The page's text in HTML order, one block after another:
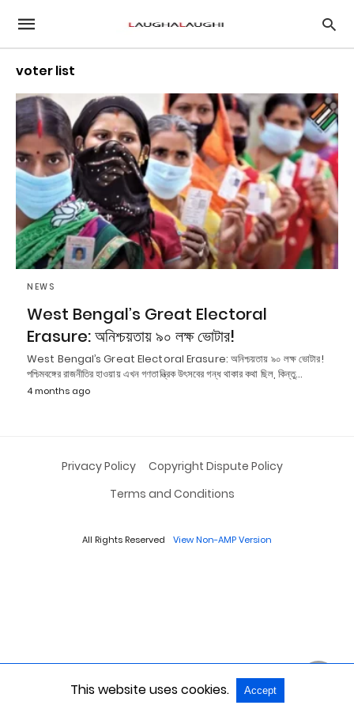
voter list
NEWS
West Bengal’s Great Electoral
Erasure: অনিশ্চয়তায় ৯০ লক্ষ ভোটার!
West Bengal’s Great Electoral Erasure: অনিশ্চয়তায় ৯০ লক্ষ ভোটার!
পশ্চিমবঙ্গের রাজনীতির হাওয়ায় এখন গণতান্ত্রিক উৎসবের গন্ধ থাকার কথা ছিল, কিন্তু…
4 months ago
Privacy Policy
Copyright Dispute Policy
Terms and Conditions
All Rights Reserved View Non-AMP Version
This website uses cookies. Accept